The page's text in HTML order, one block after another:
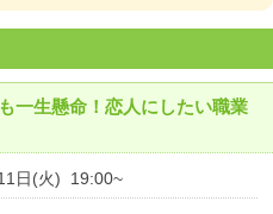
一生懸命！恋人にしたい職業
日(火) 19:00~